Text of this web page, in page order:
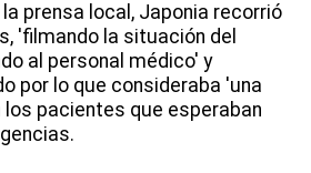
prensa local, Japonia recorrió
'filmando la situación del
al personal médico' y
por lo que consideraba 'una
pacientes que esperaban